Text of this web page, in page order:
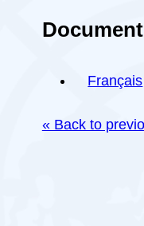
Français
« Back to